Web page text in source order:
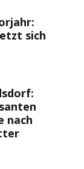
sich
nach